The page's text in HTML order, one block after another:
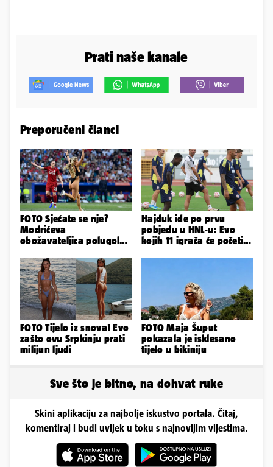
Prati naše kanale
Preporučeni članci
FOTO Sjećate se nje?
Modrićeva
obožavateljica polugola
što radi danas
Hajduk ide po prvu
pobjedu u HNL-u: Evo
kojih 11 igrača će početi
FOTO Tijelo iz snova! Evo
zašto ovu Srpkinju prati
milijun ljudi
FOTO Maja Šuput
pokazala je isklesano
tijelo u bikiniju
Sve što je bitno, na dohvat ruke
Skini aplikaciju za najbolje iskustvo portala. Čitaj,
komentiraj i budi uvijek u toku s najnovijim vijestima.